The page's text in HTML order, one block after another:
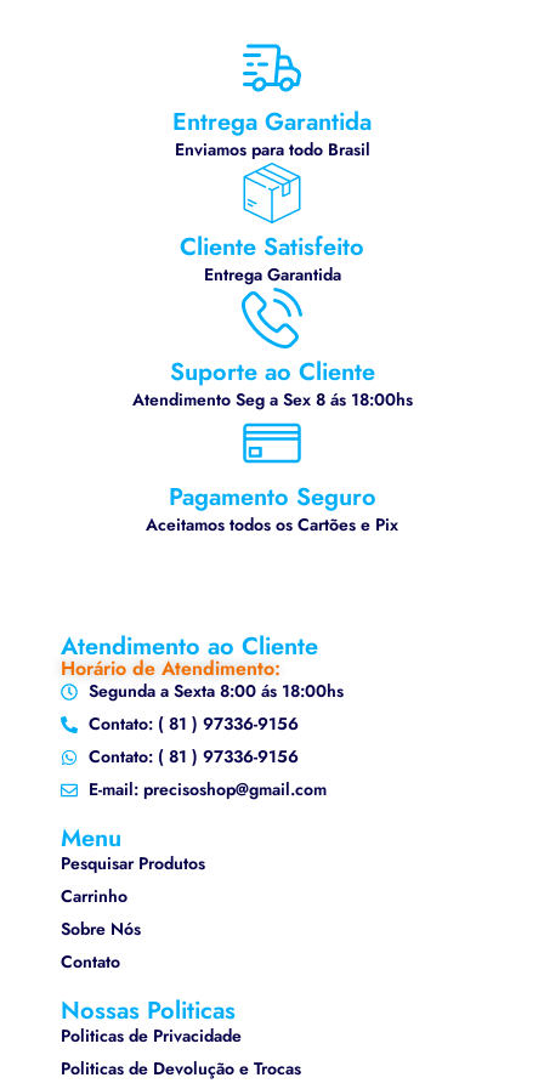
Entrega Garantida
Enviamos para todo Brasil
Cliente Satisfeito
Entrega Garantida
Suporte ao Cliente
Atendimento Seg a Sex 8 ás 18:00hs
Pagamento Seguro
Aceitamos todos os Cartões e Pix
Atendimento ao Cliente
Horário de Atendimento:
Segunda a Sexta 8:00 ás 18:00hs
Contato: ( 81 ) 97336-9156
Contato: ( 81 ) 97336-9156
E-mail: precisoshop@gmail.com
Menu
Pesquisar Produtos
Carrinho
Sobre Nós
Contato
Nossas Politicas
Politicas de Privacidade
Politicas de Devolução e Trocas